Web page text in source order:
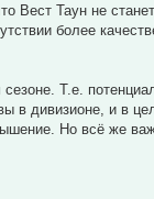
Вест Таун не
более
Т.е.
в дивизионе, и в
Но всё же